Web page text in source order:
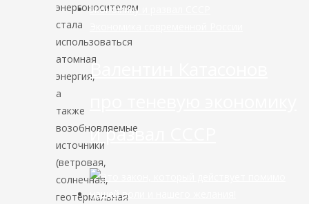
энергоносителям
стала
использоваться
атомная
энергия,
а
также
возобновляемые
источники
(ветровая,
солнечная,
геотермальная
Валентин Катасонов
и развал СССР